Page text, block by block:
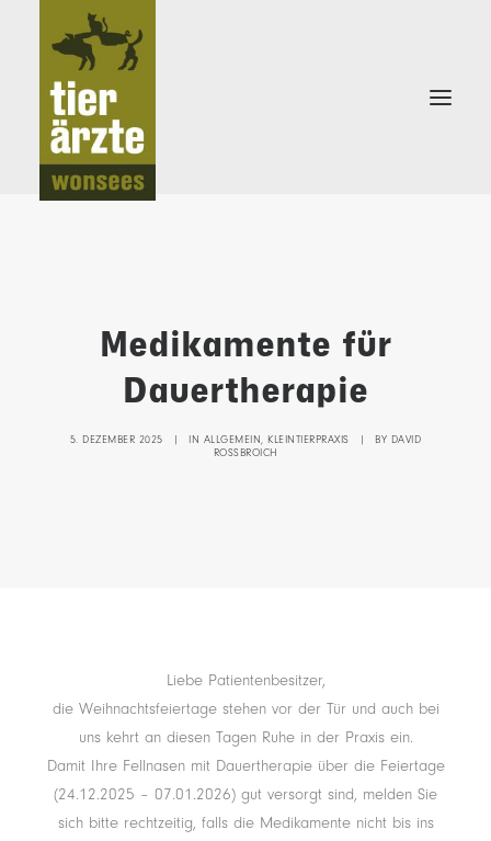
KLEINTIERPRAXIS
Medikamente für
Dauertherapie
5. DEZEMBER 2025 | IN ALLGEMEIN, KLEINTIERPRAXIS | BY DAVID
ROSSBROICH
Liebe Patientenbesitzer,
die Weihnachtsfeiertage stehen vor der Tür und auch bei
uns kehrt an diesen Tagen Ruhe in der Praxis ein.
Damit Ihre Fellnasen mit Dauertherapie über die Feiertage
(24.12.2025 – 07.01.2026) gut versorgt sind, melden Sie
sich bitte rechtzeitig, falls die Medikamente nicht bis ins